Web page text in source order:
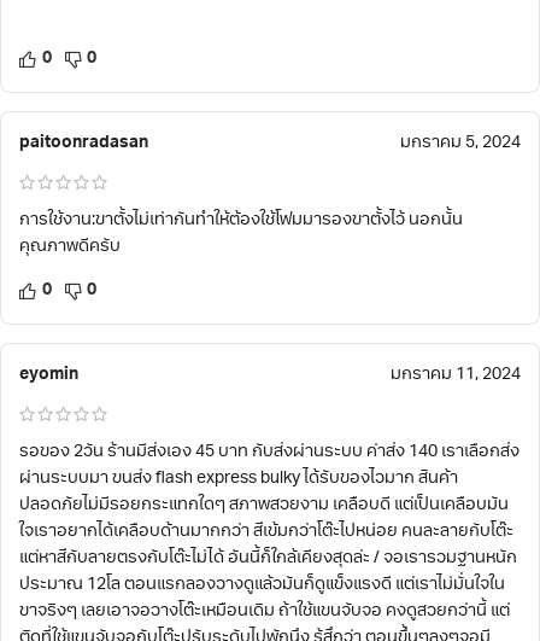
0 0
paitoonradasan มกราคม 5, 2024
การใช้งาน:ขาตั้งไม่เท่ากันทำให้ต้องใช้โฟมมารองขาตั้งไว้ นอกนั้น
คุณภาพดีครับ
0 0
eyomin มกราคม 11, 2024
รอของ 2วัน ร้านมีส่งเอง 45 บาท กับส่งผ่านระบบ ค่าส่ง 140 เราเลือกส่ง
ผ่านระบบมา ขนส่ง flash express bulky ได้รับของไวมาก สินค้า
ปลอดภัยไม่มีรอยกระแทกใดๆ สภาพสวยงาม เคลือบดี แต่เป็นเคลือบมัน
ใจเราอยากได้เคลือบด้านมากกว่า สีเข้มกว่าโต๊ะไปหน่อย คนละลายกับโต๊ะ
แต่หาสีกับลายตรงกับโต๊ะไม่ได้ อันนี้ก็ใกล้เคียงสุดล่ะ / จอเรารวมฐานหนัก
ประมาณ 12โล ตอนแรกลองวางดูแล้วมันก็ดูแข็งแรงดี แต่เราไม่มั่นใจใน
ขาจริงๆ เลยเอาจอวางโต๊ะเหมือนเดิม ถ้าใช้แขนจับจอ คงดูสวยกว่านี้ แต่